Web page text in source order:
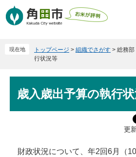
ー
ニ
現在地 トップページ > 組織でさがす > 総務部
行状況等
歳入歳出予算の執行
更
財政状況について、年2回6月（